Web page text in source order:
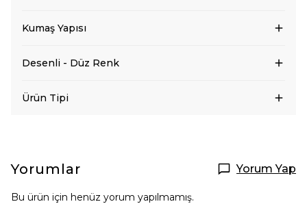
Kumaş Yapısı
Desenli - Düz Renk
Ürün Tipi
Yorumlar Yorum Yap
Bu ürün için henüz yorum yapılmamış.